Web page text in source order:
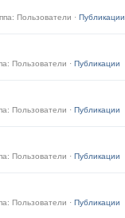
Пользователи · Публикации
Пользователи · Публикации
Пользователи · Публикации
Пользователи · Публикации
Пользователи · Публикации